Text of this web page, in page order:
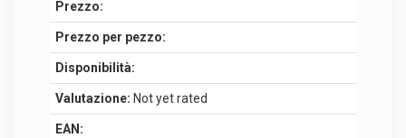
Prezzo:
Prezzo per pezzo:
Disponibilità:
Valutazione: Not yet rated
EAN: